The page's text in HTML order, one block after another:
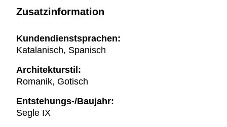
Zusatzinformation
Kundendienstsprachen:
Katalanisch, Spanisch
Architekturstil:
Romanik, Gotisch
Entstehungs-/Baujahr:
Segle IX